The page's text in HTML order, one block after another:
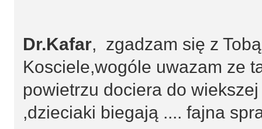
Dr.Kafar, zgadzam się z
Kosciele,wogóle uwazam ze
powietrzu dociera do
,dzieciaki biegają .... fajna